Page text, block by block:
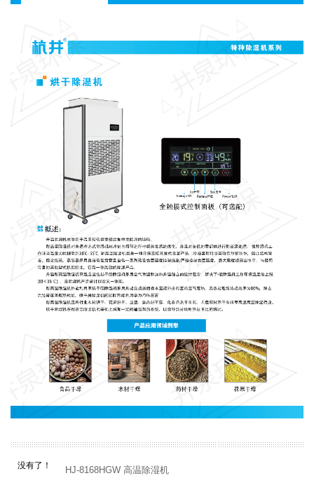
没有了！ HJ-8168HGW 高温除湿机